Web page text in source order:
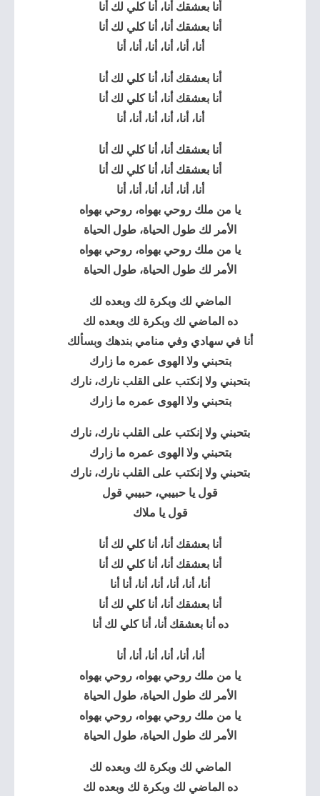
أنا بعشقك أنا، أنا كلي لك أنا
أنا بعشقك أنا، أنا كلي لك أنا
أنا، أنا، أنا، أنا، أنا، أنا
أنا بعشقك أنا، أنا كلي لك أنا
أنا بعشقك أنا، أنا كلي لك أنا
أنا، أنا، أنا، أنا، أنا، أنا
أنا بعشقك أنا، أنا كلي لك أنا
أنا بعشقك أنا، أنا كلي لك أنا
أنا، أنا، أنا، أنا، أنا، أنا
يا من ملك روحي بهواه، روحي بهواه
الأمر لك طول الحياة، طول الحياة
يا من ملك روحي بهواه، روحي بهواه
الأمر لك طول الحياة، طول الحياة
الماضي لك وبكرة لك وبعده لك
ده الماضي لك وبكرة لك وبعده لك
أنا في سهادي وفي منامي بندهك وبسألك
بتحبني ولا الهوى عمره ما زارك
بتحبني ولا إنكتب على القلب نارك، نارك
بتحبني ولا الهوى عمره ما زارك
بتحبني ولا إنكتب على القلب نارك، نارك
بتحبني ولا الهوى عمره ما زارك
بتحبني ولا إنكتب على القلب نارك، نارك
قول يا حبيبي، حبيبي قول
قول يا ملاك
أنا بعشقك أنا، أنا كلي لك أنا
أنا بعشقك أنا، أنا كلي لك أنا
أنا، أنا، أنا، أنا، أنا، أنا أنا
أنا بعشقك أنا، أنا كلي لك أنا
ده أنا بعشقك أنا، أنا كلي لك أنا
أنا، أنا، أنا، أنا، أنا، أنا
يا من ملك روحي بهواه، روحي بهواه
الأمر لك طول الحياة، طول الحياة
يا من ملك روحي بهواه، روحي بهواه
الأمر لك طول الحياة، طول الحياة
الماضي لك وبكرة لك وبعده لك
ده الماضي لك وبكرة لك وبعده لك